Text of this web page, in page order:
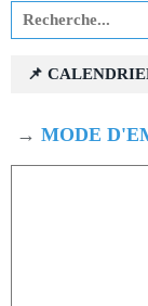
📌
→ MODE